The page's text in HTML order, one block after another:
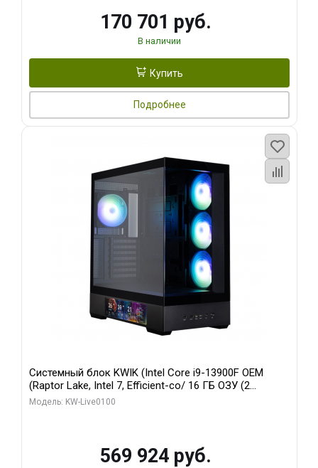
170 701 руб.
В наличии
Купить
Подробнее
Системный блок KWIK (Intel Core i9-13900F OEM
(Raptor Lake, Intel 7, Efficient-co/ 16 ГБ ОЗУ (2
модуля)/ Afox RTX4090 24GB GDDR6X 384-Bit 3xDP
Модель: KW-Live0100
569 924 руб.